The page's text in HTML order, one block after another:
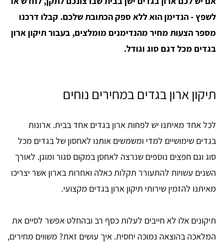
לשפץ - הנדימן הוא ללא ספק הכתובת שלכם. קבלו דרכנו
מספר הצעות מחיר מהנדימנים מומלצים, בעבור תיקון ארון
בגדים מכל דגם סוג וגודל.
תיקון ארון בגדים במחירים נוחים
לכל אחד מאיתנו יש לפחות ארון בגדים אחד בבית. ארונות
בגדים שימושיים למדי ומשמשים אותנו לאחסון של בגדים מכל
סוג וגם חפצים נוספים שנרצה לאחסן במקום סגור ומוגן. לאורך
השנים עשויות להתעורר תקלות כאלה ואחרות בארון אשר יצריכו
מאיתנו להזמין שירותי תיקון ארון בגדים מקצועי.
תיקונים אלו לא חייבים לעלות כסף רב ובהחלט אפשר לסיים את
המלאכה בהוצאה נמוכה יחסית. איך עושים זאת? משווים מחירים,